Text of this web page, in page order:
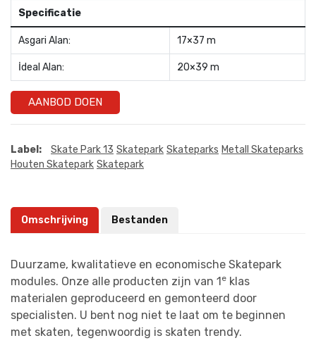
Specificatie
Asgari Alan: 17×37 m
İdeal Alan: 20×39 m
AANBOD DOEN
Label: Skate Park 13 Skatepark Skateparks Metall Skateparks
Houten Skatepark Skatepark
Omschrijving Bestanden
Duurzame, kwalitatieve en economische Skatepark
modules. Onze alle producten zijn van 1e klas
materialen geproduceerd en gemonteerd door
specialisten. U bent nog niet te laat om te beginnen
met skaten, tegenwoordig is skaten trendy.